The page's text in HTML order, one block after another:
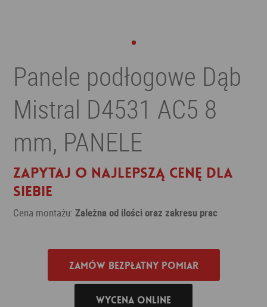
Panele podłogowe Dąb
Mistral D4531 AC5 8
mm, PANELE
Zapytaj o najlepszą cenę dla
siebie
Cena montażu:Zależna od ilości oraz zakresu prac
Zamów bezpłatny pomiar
Wycena online